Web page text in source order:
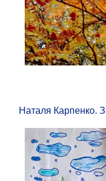
Наталя Карпенко.